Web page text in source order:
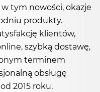
tym nowości, okazje
produkty.
klientów,
szybką dostawę,
terminem
obsługę
2015 roku,